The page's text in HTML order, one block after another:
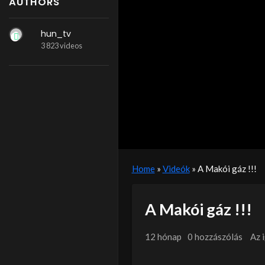
hun_tv
3 823 videos
Home» Videók» A Makói gáz !!!
A Makói gáz !!!
12 hónap 0 hozzászólás Az